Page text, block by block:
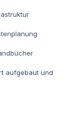
aufgebaut und